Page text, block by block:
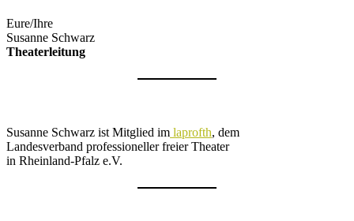
Eure/Ihre
Susanne Schwarz
Theaterleitung
Susanne Schwarz ist Mitglied im laprofth, dem
Landesverband professioneller freier Theater
in Rheinland-Pfalz e.V.